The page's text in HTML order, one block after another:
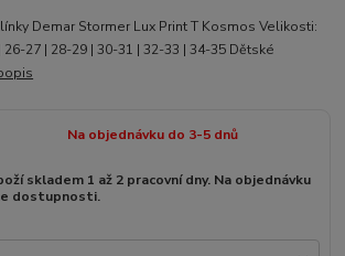
Demar Stormer Lux Print T Kosmos Velikosti:
27 | 28-29 | 30-31 | 32-33 | 34-35 Dětské
Na objednávku do 3-5 dnů
skladem 1 až 2 pracovní dny. Na objednávku
dostupnosti.